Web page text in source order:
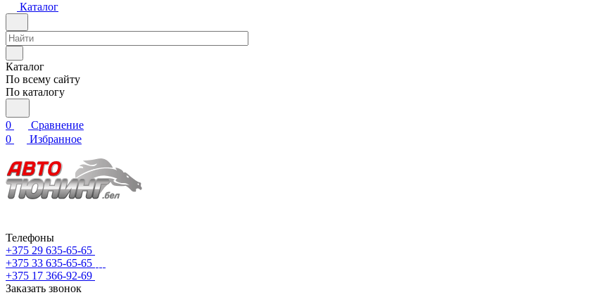
Каталог
Каталог
По всему сайту
По каталогу
0
Сравнение
0
Избранное
Телефоны
+375 29 635-65-65
+375 33 635-65-65
+375 17 366-92-69
Заказать звонок